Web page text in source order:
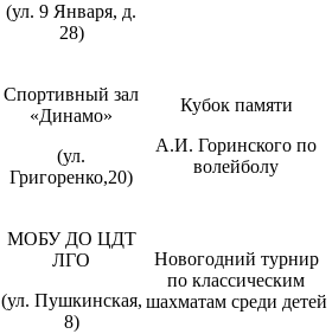
(ул. 9 Января, д.
28)
Спортивный зал
«Динамо»
(ул.
Григоренко,20)
Кубок памяти
А.И. Горинского по
волейболу
МОБУ ДО ЦДТ
ЛГО
(ул. Пушкинская,
8)
Новогодний турнир
по классическим
шахматам среди детей